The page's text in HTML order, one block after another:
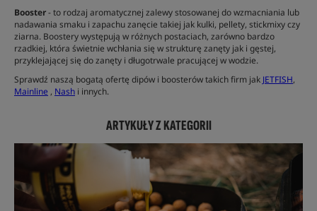
Booster- to rodzaj aromatycznej zalewy stosowanej do wzmacniania lub
nadawania smaku i zapachu zanęcie takiej jak kulki, pellety, stickmixy czy
ziarna. Boostery występują w różnych postaciach, zarówno bardzo
rzadkiej, która świetnie wchłania się w strukturę zanęty jak i gęstej,
przyklejającej się do zanęty i długotrwale pracującej w wodzie.
Sprawdź naszą bogatą ofertę dipów i boosterów takich firm jak JETFISH,
Mainline , Nash i innych.
ARTYKUŁY Z KATEGORII